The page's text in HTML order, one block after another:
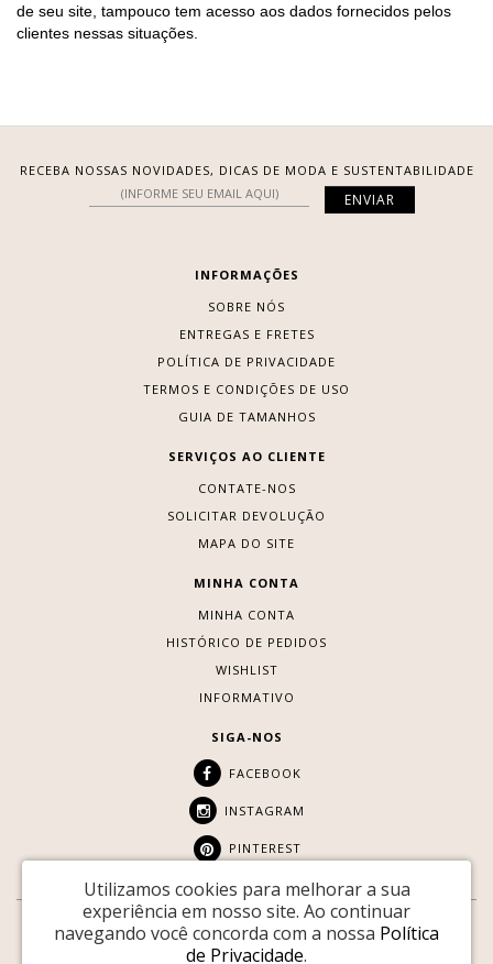
de seu site, tampouco tem acesso aos dados fornecidos pelos
clientes nessas situações.
RECEBA NOSSAS NOVIDADES, DICAS DE MODA E SUSTENTABILIDADE
INFORMAÇÕES
SOBRE NÓS
ENTREGAS E FRETES
POLÍTICA DE PRIVACIDADE
TERMOS E CONDIÇÕES DE USO
GUIA DE TAMANHOS
SERVIÇOS AO CLIENTE
CONTATE-NOS
SOLICITAR DEVOLUÇÃO
MAPA DO SITE
MINHA CONTA
MINHA CONTA
HISTÓRICO DE PEDIDOS
WISHLIST
INFORMATIVO
SIGA-NOS
FACEBOOK
INSTAGRAM
PINTEREST
SITE SEGURO:
Utilizamos cookies para melhorar a sua
experiência em nosso site. Ao continuar
navegando você concorda com a nossa Política
de Privacidade.